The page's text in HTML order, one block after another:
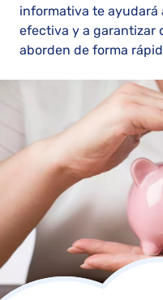
informativa te ayudará
efectiva y a garantizar
aborden de forma